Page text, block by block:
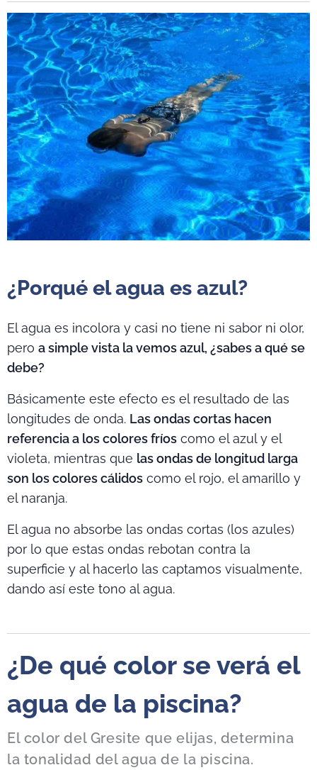
¿Porqué el agua es azul?
El agua es incolora y casi no tiene ni sabor ni olor,
pero a simple vista la vemos azul, ¿sabes a qué se
debe?
Básicamente este efecto es el resultado de las
longitudes de onda. Las ondas cortas hacen
referencia a los colores fríos como el azul y el
violeta, mientras que las ondas de longitud larga
son los colores cálidos como el rojo, el amarillo y
el naranja.
El agua no absorbe las ondas cortas (los azules)
por lo que estas ondas rebotan contra la
superficie y al hacerlo las captamos visualmente,
dando así este tono al agua.
¿De qué color se verá el
agua de la piscina?
El color del Gresite que elijas, determina
la tonalidad del agua de la piscina.